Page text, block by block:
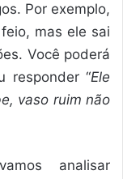
Por exemplo,
mas ele sai
Você poderá
responder “Ele
vaso ruim não
analisar